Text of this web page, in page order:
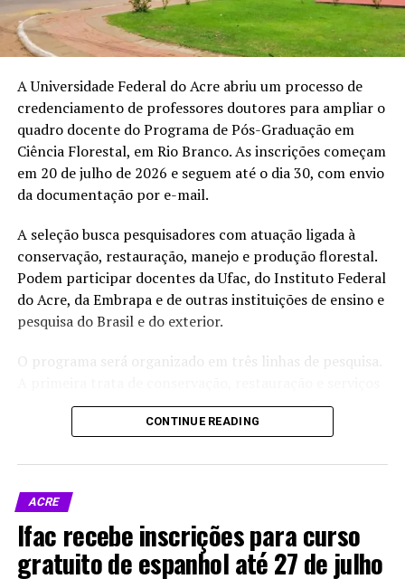
UP NEXT
Prefeitura age rápido para recuperar ruas e evitar
alagamentos em Cruzeiro do Sul
Ifac abre inscrições para pós-graduação em educação a
distância
A Universidade Federal do Acre abriu um processo de
credenciamento de professores doutores para ampliar o
quadro docente do Programa de Pós-Graduação em
Ciência Florestal, em Rio Branco. As inscrições começam
em 20 de julho de 2026 e seguem até o dia 30, com envio
da documentação por e-mail.
A seleção busca pesquisadores com atuação ligada à
conservação, restauração, manejo e produção florestal.
Podem participar docentes da Ufac, do Instituto Federal
do Acre, da Embrapa e de outras instituições de ensino e
pesquisa do Brasil e do exterior.
O programa será organizado em três linhas de pesquisa.
ecossistêmicos. A segunda envolve propagação,
implantação e condução florestal. A terceira reúne
produção florestal. A proposta é formar um corpo
docente voltado a temas ligados à floresta amazônica, à
recuperação de áreas degradadas, ao carbono, à
bioeconomia, aos sistemas agroflorestais e ao uso
sustentável dos recursos naturais.
CONTINUE READING
ACRE
Ifac recebe inscrições para curso
gratuito de espanhol até 27 de julho